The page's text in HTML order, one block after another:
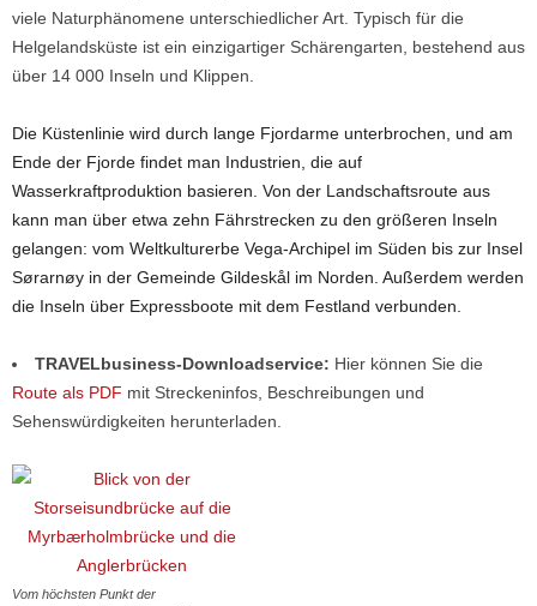
viele Naturphänomene unterschiedlicher Art. Typisch für die
Helgelandsküste ist ein einzigartiger Schärengarten, bestehend aus
über 14 000 Inseln und Klippen.
Die Küstenlinie wird durch lange Fjordarme unterbrochen, und am
Ende der Fjorde findet man Industrien, die auf
Wasserkraftproduktion basieren. Von der Landschaftsroute aus
kann man über etwa zehn Fährstrecken zu den größeren Inseln
gelangen: vom Weltkulturerbe Vega-Archipel im Süden bis zur Insel
Sørarnøy in der Gemeinde Gildeskål im Norden. Außerdem werden
die Inseln über Expressboote mit dem Festland verbunden.
TRAVELbusiness-Downloadservice: Hier können Sie die
Route als PDF mit Streckeninfos, Beschreibungen und
Sehenswürdigkeiten herunterladen.
Vom höchsten Punkt der